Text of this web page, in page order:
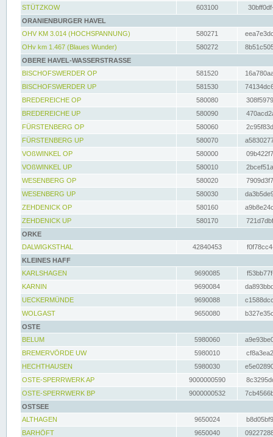
STÜTZKOW
603100
ORANIENBURGER HAVEL
OHV KM 3.014 (HOCHSPANNUNG)
580271
OHv km 1.467 (Blaues Wunder)
580272
OBERE HAVEL-WASSERSTRASSE
BISCHOFSWERDER OP
581520
BISCHOFSWERDER UP
581530
BREDEREICHE OP
580080
BREDEREICHE UP
580090
FÜRSTENBERG OP
580060
FÜRSTENBERG UP
580070
VOßWINKEL OP
580000
VOßWINKEL UP
580010
WESENBERG OP
580020
WESENBERG UP
580030
ZEHDENICK OP
580160
ZEHDENICK UP
580170
ORKE
DALWIGKSTHAL
42840453
KLEINES HAFF
KARLSHAGEN
9690085
KARNIN
9690084
UECKERMÜNDE
9690088
WOLGAST
9650080
OSTE
BELUM
5980060
BREMERVÖRDE UW
5980010
HECHTHAUSEN
5980030
OSTE-SPERRWERK AP
9000000590
OSTE-SPERRWERK BP
9000000532
OSTSEE
ALTHAGEN
9650024
BARHÖFT
9650040